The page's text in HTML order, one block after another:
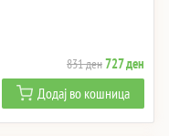
831денOriginal
price
was:
831 ден.
727ден
price
is:
727
Додај во кошница